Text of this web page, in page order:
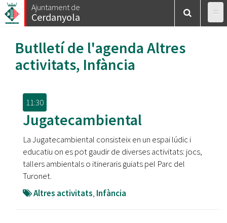
Vés
al
Ajuntament de
Cerdanyola
Butlletí de l'agenda Altres
activitats, Infància
11:30
Jugatecambiental
La Jugatecambiental consisteix en un espai lúdic i
educatiu on es pot gaudir de diverses activitats: jocs,
tallers ambientals o itineraris guiats pel Parc del
Turonet.
Altres activitats, Infància